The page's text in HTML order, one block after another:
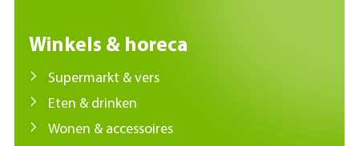
Winkels & horeca
Supermarkt & vers
Eten & drinken
Wonen & accessoires